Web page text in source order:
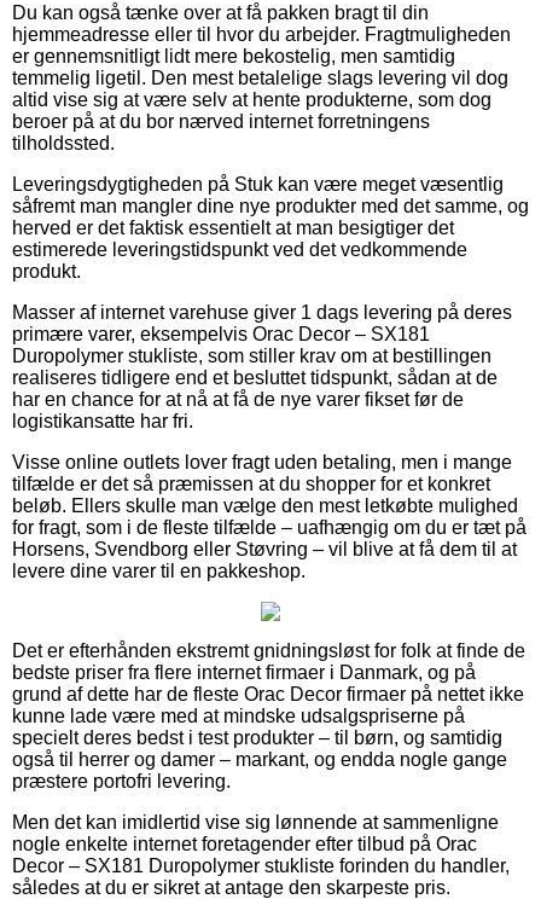
Du kan også tænke over at få pakken bragt til din
hjemmeadresse eller til hvor du arbejder. Fragtmuligheden
er gennemsnitligt lidt mere bekostelig, men samtidig
temmelig ligetil. Den mest betalelige slags levering vil dog
altid vise sig at være selv at hente produkterne, som dog
beroer på at du bor nærved internet forretningens
tilholdssted.
Leveringsdygtigheden på Stuk kan være meget væsentlig
såfremt man mangler dine nye produkter med det samme, og
herved er det faktisk essentielt at man besigtiger det
estimerede leveringstidspunkt ved det vedkommende
produkt.
Masser af internet varehuse giver 1 dags levering på deres
primære varer, eksempelvis Orac Decor – SX181
Duropolymer stukliste, som stiller krav om at bestillingen
realiseres tidligere end et besluttet tidspunkt, sådan at de
har en chance for at nå at få de nye varer fikset før de
logistikansatte har fri.
Visse online outlets lover fragt uden betaling, men i mange
tilfælde er det så præmissen at du shopper for et konkret
beløb. Ellers skulle man vælge den mest letkøbte mulighed
for fragt, som i de fleste tilfælde – uafhængig om du er tæt på
Horsens, Svendborg eller Støvring – vil blive at få dem til at
levere dine varer til en pakkeshop.
Det er efterhånden ekstremt gnidningsløst for folk at finde de
bedste priser fra flere internet firmaer i Danmark, og på
grund af dette har de fleste Orac Decor firmaer på nettet ikke
kunne lade være med at mindske udsalgspriserne på
specielt deres bedst i test produkter – til børn, og samtidig
også til herrer og damer – markant, og endda nogle gange
præstere portofri levering.
Men det kan imidlertid vise sig lønnende at sammenligne
nogle enkelte internet foretagender efter tilbud på Orac
Decor – SX181 Duropolymer stukliste forinden du handler,
således at du er sikret at antage den skarpeste pris.